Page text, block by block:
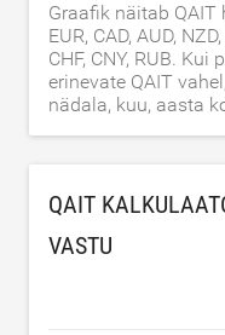
Graafik näitab QAIT
EUR, CAD, AUD,
CHF, CNY, RUB.
erinevate QAIT
nädala, kuu, aasta
QAIT
VASTU